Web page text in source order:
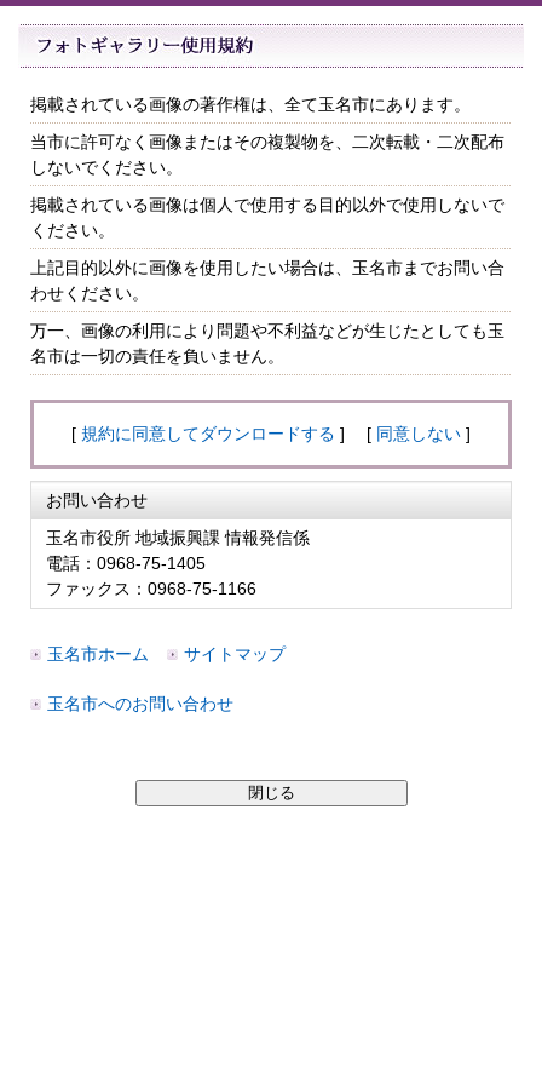
掲載されている画像の著作権は、全て玉名市にあります。
当市に許可なく画像またはその複製物を、二次転載・二次配布
しないでください。
掲載されている画像は個人で使用する目的以外で使用しないで
ください。
上記目的以外に画像を使用したい場合は、玉名市までお問い合
わせください。
万一、画像の利用により問題や不利益などが生じたとしても玉
名市は一切の責任を負いません。
[ 規約に同意してダウンロードする ] [ 同意しない ]
お問い合わせ
玉名市役所 地域振興課 情報発信係
電話：0968-75-1405
ファックス：0968-75-1166
玉名市ホーム サイトマップ
玉名市へのお問い合わせ